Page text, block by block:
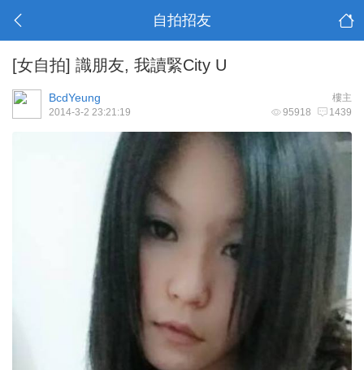
自拍招友
[女自拍] 識朋友, 我讀緊City U
樓主
BcdYeung
95918 1439
2014-3-2 23:21:19